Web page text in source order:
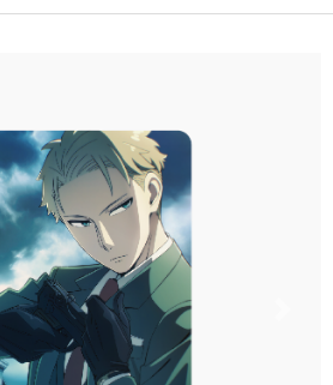
儲值卡-普通卡
已完售